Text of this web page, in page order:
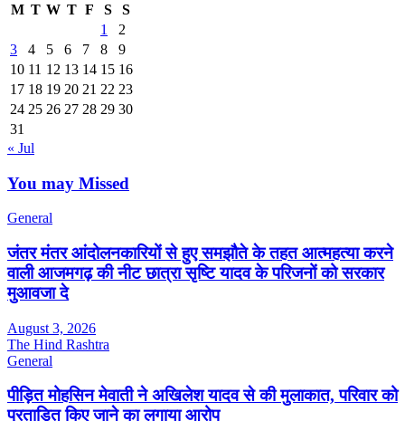
M T W T F S
S
1
2
3
4 5 6 7 8
9
10 11 12 13 14 15 16
17 18 19 20 21 22 23
24 25 26 27 28 29 30
31
« Jul
You may Missed
General
जंतर मंतर आंदोलनकारियों से हुए समझौते के तहत आत्महत्या करने
वाली आजमगढ़ की नीट छात्रा सृष्टि यादव के परिजनों को सरकार
मुआवजा दे
August 3, 2026
The Hind Rashtra
General
पीड़ित मोहसिन मेवाती ने अखिलेश यादव से की मुलाकात, परिवार को
प्रताड़ित किए जाने का लगाया आरोप